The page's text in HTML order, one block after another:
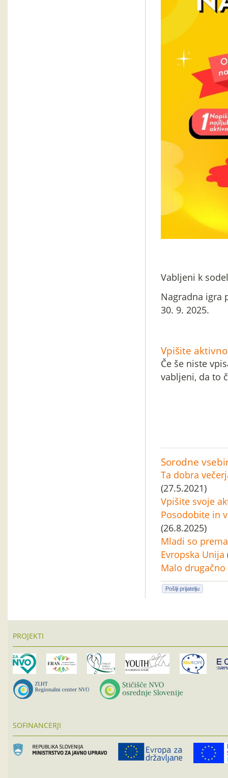
Vabljeni k
Nagradna igra
30. 9. 2025.
Vpišite
Če še niste
vabljeni, da to
Sorodne
Ta dobra
(27.5.2021)
Vpišite svoje
Posodobite in
(26.8.2025)
Mladi so
Evropska Unija
Malo
Pošlji prijatelju
PROJEKTI
SOFINANCERJI